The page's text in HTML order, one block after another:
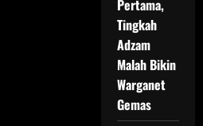
Pertama,
Tingkah
Adzam
Malah Bikin
Warganet
Gemas